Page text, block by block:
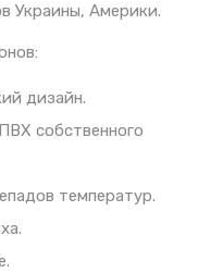
Украины, Америки.
дизайн.
собственного
температур.